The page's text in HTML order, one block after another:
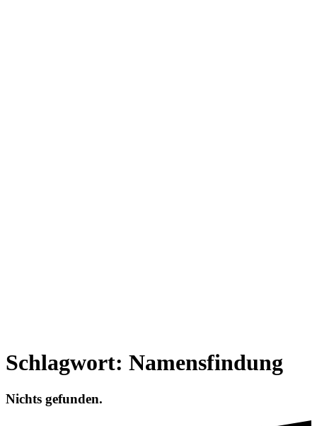
Schlagwort: Namensfindung
Nichts gefunden.